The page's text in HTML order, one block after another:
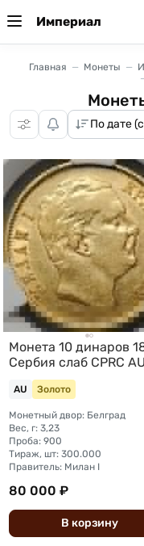
Империал
Главная Монеты
Монета 10 динаров
Сербия слаб CPRC
AU Золото
Монетный двор: Белград
Вес, г: 3,23
Проба: 900
Тираж, шт: 300.000
Правитель: Милан I
80 000 ₽
В корзину